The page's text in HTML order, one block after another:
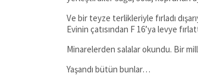
Ve bir teyze terlikleriyle fırladı
Evinin çatısından F 16’ya levye
Minarelerden salalar okundu. Bir
Yaşandı bütün bunlar…